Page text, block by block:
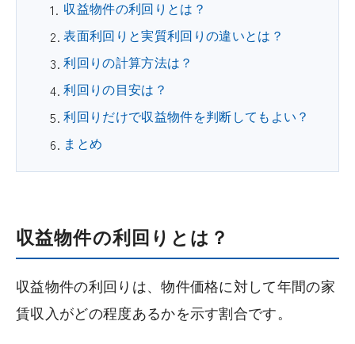
収益物件の利回りとは？
表面利回りと実質利回りの違いとは？
利回りの計算方法は？
利回りの目安は？
利回りだけで収益物件を判断してもよい？
まとめ
収益物件の利回りとは？
収益物件の利回りは、物件価格に対して年間の家
賃収入がどの程度あるかを示す割合です。